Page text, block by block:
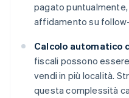
pagato
affidamento su
Calcolo automatico
fiscali possono
vendi in più località.
questa complessità